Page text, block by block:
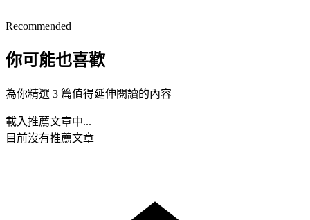
Recommended
你可能也喜歡
為你精選 3 篇值得延伸閱讀的內容
載入推薦文章中...
目前沒有推薦文章